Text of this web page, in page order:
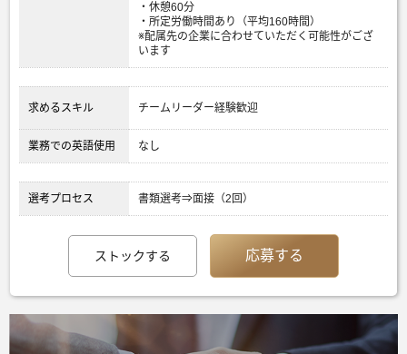
・休憩60分
・所定労働時間あり（平均160時間）
※配属先の企業に合わせていただく可能性がござ
います
求めるスキル チームリーダー経験歓迎
業務での英語使用 なし
選考プロセス 書類選考⇒面接（2回）
ストックする 応募する